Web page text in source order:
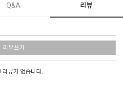
Q&A 리뷰
리뷰쓰기
리뷰가 없습니다.